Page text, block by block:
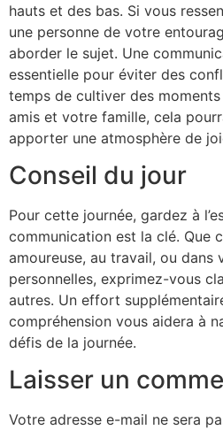
hauts et des bas. Si vous
une personne de votre
aborder le sujet. Une
essentielle pour éviter des
temps de cultiver des
amis et votre famille, cela
apporter une atmosphère de
Conseil du jour
Pour cette journée, gardez à
communication est la clé. Que
amoureuse, au travail, ou dans
personnelles, exprimez-vous
autres. Un effort
compréhension vous aidera à
défis de la journée.
Laisser un
Votre adresse e-mail ne sera